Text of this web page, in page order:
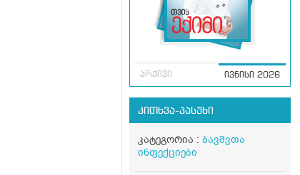
არქივი ივნისი 2026
კითხვა-პასუხი
კატეგორია : ბავშვთა
ინფექციები